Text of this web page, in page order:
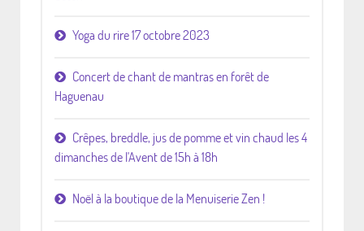
Yoga du rire 17 octobre 2023
Concert de chant de mantras en forêt de
Haguenau
Crêpes, breddle, jus de pomme et vin chaud les 4
dimanches de l'Avent de 15h à 18h
Noël à la boutique de la Menuiserie Zen !